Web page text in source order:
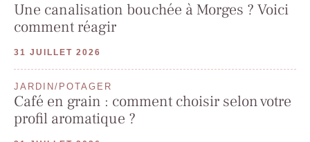
Une canalisation bouchée à Morges ? Voici
comment réagir
31 JUILLET 2026
JARDIN/POTAGER
Café en grain : comment choisir selon votre
profil aromatique ?